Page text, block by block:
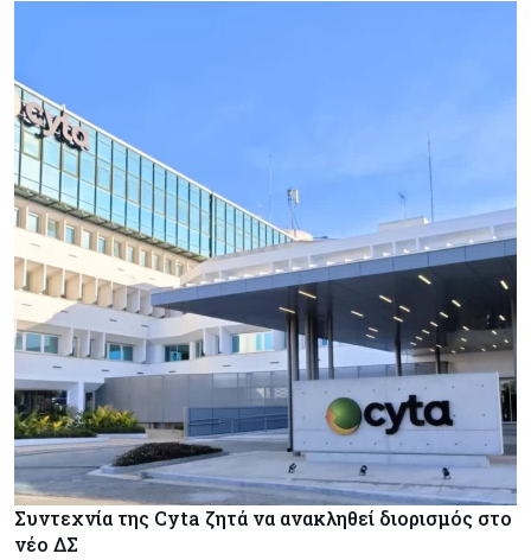
Συντεχνία της Cyta ζητά να ανακληθεί διορισμός στο
νέο ΔΣ